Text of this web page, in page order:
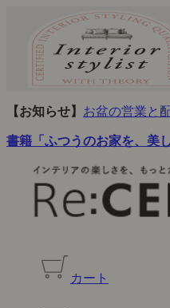
【お知らせ】 お盆の営業と
書籍「ふつうのお家を、美
カート